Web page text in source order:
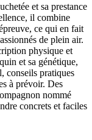
et sa prestance
il combine
ce qui en fait
de plein air.
physique et
et sa génétique,
conseils pratiques
à prévoir. Des
nommé
concrets et faciles